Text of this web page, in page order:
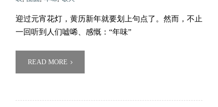
迎过元宵花灯，黄历新年就要划上句点了。然而，不止
一回听到人们嘘唏、感慨：“年味”
READ MORE